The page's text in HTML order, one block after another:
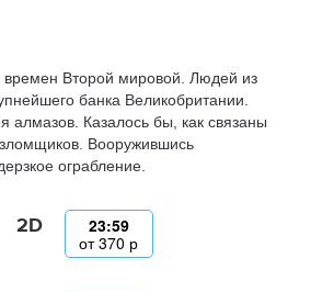
Второй мировой. Людей из
банка Великобритании.
алмазов. Казалось бы, как связаны
Вооружившись
ограбление.
2D
23:59
от370 р